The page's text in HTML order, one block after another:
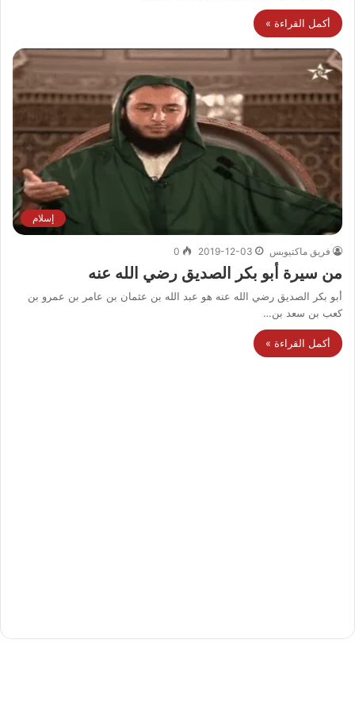
أكمل القراءة »
إسلام
فريق ماكتيوبس 2019-12-03
0
من سيرة أبو بكر الصديق رضي الله عنه
أبو بكر الصديق رضي الله عنه هو عبد الله بن عثمان بن عامر بن عمرو بن
كعب بن سعد بن…
أكمل القراءة »